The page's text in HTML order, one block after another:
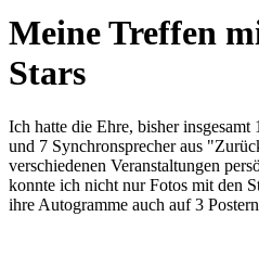
Meine Treffen
Stars
Ich hatte die Ehre, bisher
und 7 Synchronsprecher aus
verschiedenen Veranstaltungen
konnte ich nicht nur Fotos mit den
ihre Autogramme auch auf 3